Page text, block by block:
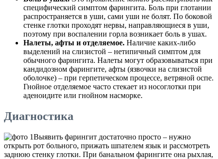
специфический симптом фарингита. Боль при глотании
распространяется в уши, сами уши не болят. По боковой
стенке глотки проходят нервы, направляющиеся в уши,
поэтому при воспалении горла возникает боль в ушах.
Налеты, афты и отделяемое. Наличие каких-либо
выделений на слизистой – нетипичный симптом для
обычного фарингита. Налеты могут образовываться при
кандидозном фарингите, афты (язвочки на слизистой
оболочке) – при герпетическом процессе, ветряной оспе.
Гнойное отделяемое часто стекает из носоглотки при
аденоидите или гнойном насморке.
Диагностика
Выявить фарингит достаточно просто – нужно
открыть рот больного, прижать шпателем язык и рассмотреть
заднюю стенку глотки. При банальном фарингите она рыхлая,